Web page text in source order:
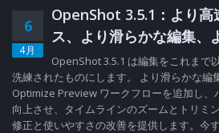
6
4月
OpenShot 3.5.1：より高
ス、より滑らかな編集、
OpenShot 3.5.1 は編集をこれまで
洗練されたものにします。 より滑らかな編
Optimize Preview ワークフローを追加し、
向上させ、タイムラインのズームとトリミ
修正と使いやすさの改善を提供します。今